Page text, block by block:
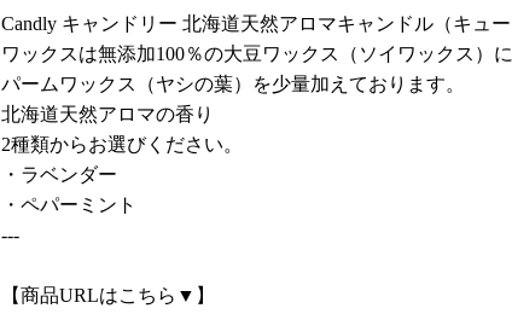
Candly キャンドリー 北海道天然アロマキャンドル（キュー
ワックスは無添加100％の大豆ワックス（ソイワックス）に
パームワックス（ヤシの葉）を少量加えております。
北海道天然アロマの香り
2種類からお選びください。
・ラベンダー
・ペパーミント
---
【商品URLはこちら▼】